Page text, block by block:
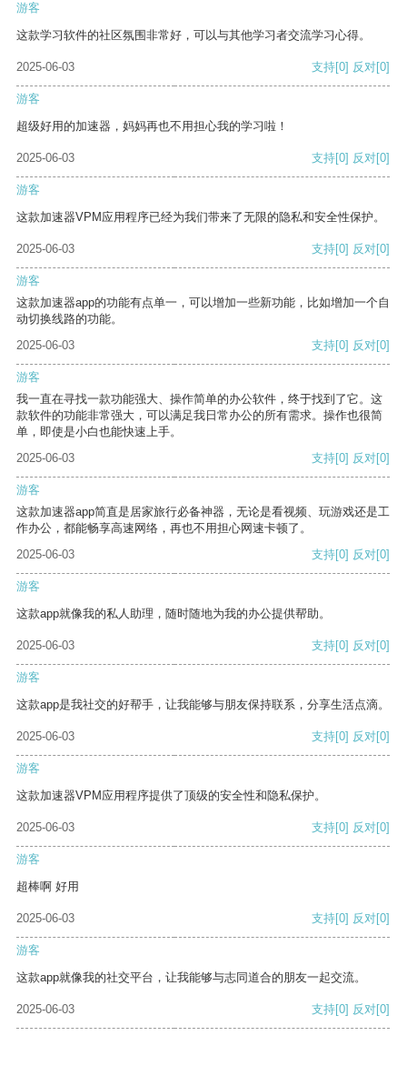
游客
这款学习软件的社区氛围非常好，可以与其他学习者交流学习心得。
2025-06-03 支持[0] 反对[0]
游客
超级好用的加速器，妈妈再也不用担心我的学习啦！
2025-06-03 支持[0] 反对[0]
游客
这款加速器VPM应用程序已经为我们带来了无限的隐私和安全性保护。
2025-06-03 支持[0] 反对[0]
游客
这款加速器app的功能有点单一，可以增加一些新功能，比如增加一个自
动切换线路的功能。
2025-06-03
支持[0] 反对[0]
游客
我一直在寻找一款功能强大、操作简单的办公软件，终于找到了它。这
款软件的功能非常强大，可以满足我日常办公的所有需求。操作也很简
单，即使是小白也能快速上手。
2025-06-03
支持[0] 反对[0]
游客
这款加速器app简直是居家旅行必备神器，无论是看视频、玩游戏还是工
作办公，都能畅享高速网络，再也不用担心网速卡顿了。
2025-06-03
支持[0] 反对[0]
游客
这款app就像我的私人助理，随时随地为我的办公提供帮助。
2025-06-03 支持[0] 反对[0]
游客
这款app是我社交的好帮手，让我能够与朋友保持联系，分享生活点滴。
2025-06-03 支持[0] 反对[0]
游客
这款加速器VPM应用程序提供了顶级的安全性和隐私保护。
2025-06-03 支持[0] 反对[0]
游客
超棒啊 好用
2025-06-03 支持[0] 反对[0]
游客
这款app就像我的社交平台，让我能够与志同道合的朋友一起交流。
2025-06-03 支持[0] 反对[0]